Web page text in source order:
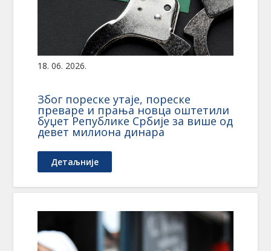
18. 06. 2026.
Због пореске утаје, пореске
преваре и прања новца оштетили
буџет Републике Србије за више од
девет милиона динара
Детаљније